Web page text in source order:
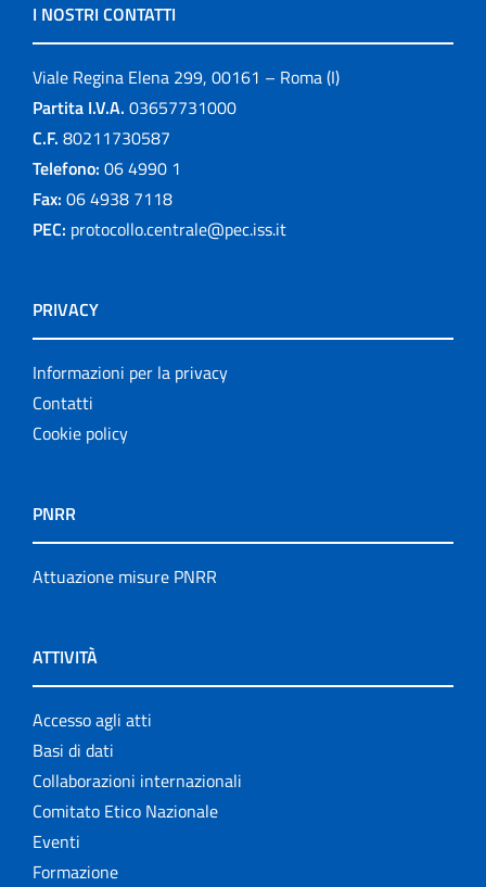
I NOSTRI CONTATTI
Viale Regina Elena 299, 00161 – Roma (I)
Partita I.V.A. 03657731000
C.F. 80211730587
Telefono: 06 4990 1
Fax: 06 4938 7118
PEC: protocollo.centrale@pec.iss.it
PRIVACY
Informazioni per la privacy
Contatti
Cookie policy
PNRR
Attuazione misure PNRR
ATTIVITÀ
Accesso agli atti
Basi di dati
Collaborazioni internazionali
Comitato Etico Nazionale
Eventi
Formazione